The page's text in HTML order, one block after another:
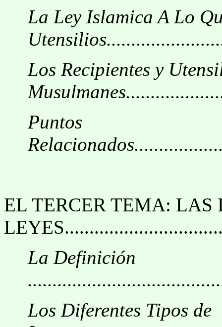
La Ley Islamica A Lo
Los Recipientes y
Puntos
EL TERCER TEMA: LAS
La Definición
Los Diferentes Tipos de